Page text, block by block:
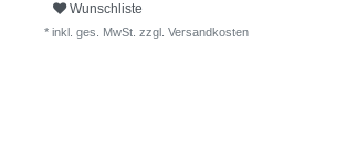
Wunschliste
* inkl. ges. MwSt. zzgl. Versandkosten